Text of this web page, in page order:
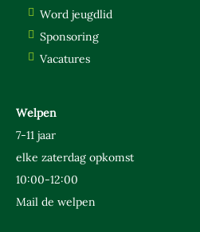
Word jeugdlid
Sponsoring
Vacatures
Welpen
7-11 jaar
elke zaterdag opkomst
10:00-12:00
Mail de welpen